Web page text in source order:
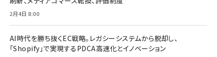
2月4日 8:00
AI時代を勝ち抜くEC戦略。レガシーシステムから脱却し、
「Shopify」で実現するPDCA高速化とイノベーション